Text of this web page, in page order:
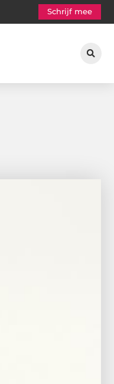
Schrijf mee